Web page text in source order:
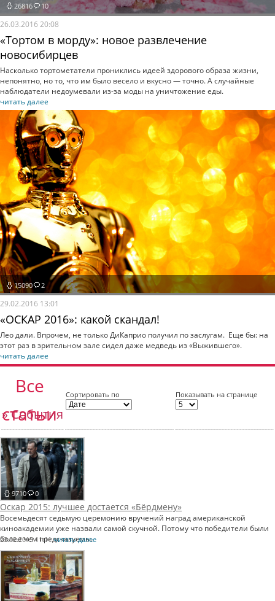
26816 10
26.03.2016 20:08
«Тортом в морду»: новое развлечение
новосибирцев
Насколько тортометатели прониклись идеей здорового образа жизни,
непонятно, но то, что им было весело и вкусно — точно. А случайные
наблюдатели недоумевали из-за моды на уничтожение еды.
читать далее
15090 2
29.02.2016 13:01
«ОСКАР 2016»: какой скандал!
Лео дали. Впрочем, не только ДиКаприо получил по заслугам. Еще бы: на
этот раз в зрительном зале сидел даже медведь из «Выжившего».
читать далее
Все
статьи
» События
Сортировать по Показывать на странице
9710 0
Оскар 2015: лучшее достается «Бёрдмену»
Восемьдесят седьмую церемонию вручений наград американской
киноакадемии уже назвали самой скучной. Потому что победители были
более чем предсказуемы.
23.02.2015 11:11читать далее